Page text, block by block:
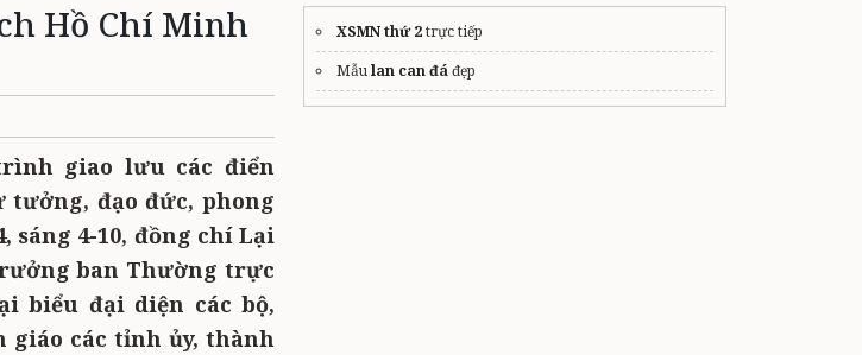
THỂ THAO THÔNG TIN - QUẢNG CÁO
MULTIMEDIA
Hồ Chí Minh
giao lưu các điển
đạo đức, phong
sáng 4-10, đồng chí Lại
ban Thường trực
biểu đại diện các bộ,
giáo các tỉnh ủy, thành
XSMN thứ 2trực tiếp
Mẫulan can đáđẹp